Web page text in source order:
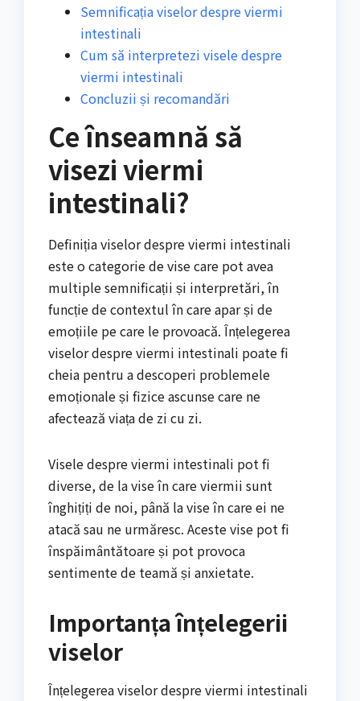
Semnificația viselor despre viermi
intestinali
Cum să interpretezi visele despre
viermi intestinali
Concluzii și recomandări
Ce înseamnă să
visezi viermi
intestinali?
Definiția viselor despre viermi intestinali
este o categorie de vise care pot avea
multiple semnificații și interpretări, în
funcție de contextul în care apar și de
emoțiile pe care le provoacă. Înțelegerea
viselor despre viermi intestinali poate fi
cheia pentru a descoperi problemele
emoționale și fizice ascunse care ne
afectează viața de zi cu zi.
Visele despre viermi intestinali pot fi
diverse, de la vise în care viermii sunt
înghițiți de noi, până la vise în care ei ne
atacă sau ne urmăresc. Aceste vise pot fi
înspăimântătoare și pot provoca
sentimente de teamă și anxietate.
Importanța înțelegerii
viselor
Înțelegerea viselor despre viermi intestinali